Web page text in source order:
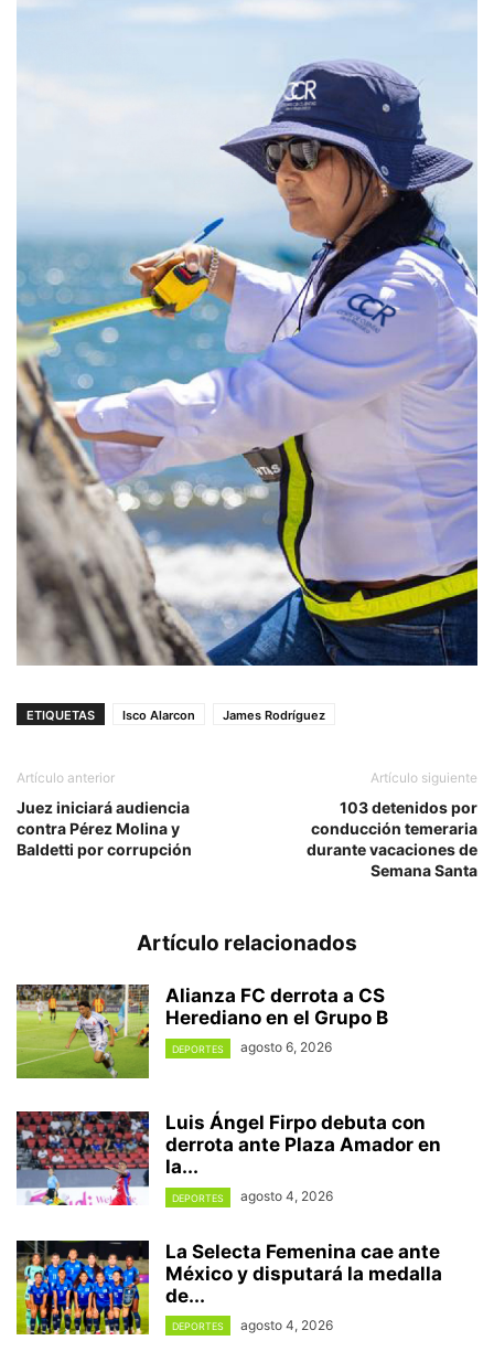
ETIQUETAS Isco Alarcon James Rodríguez
Artículo anterior
Juez iniciará audiencia
contra Pérez Molina y
Baldetti por corrupción
Artículo siguiente
103 detenidos por
conducción temeraria
durante vacaciones de
Semana Santa
Artículo relacionados
Alianza FC derrota a CS
Herediano en el Grupo B
DEPORTES agosto 6, 2026
Luis Ángel Firpo debuta con
derrota ante Plaza Amador en
la...
DEPORTES agosto 4, 2026
La Selecta Femenina cae ante
México y disputará la medalla
de...
DEPORTES agosto 4, 2026